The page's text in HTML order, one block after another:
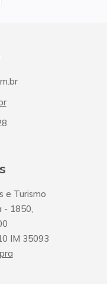
e Turismo
- 1850,
IM 35093